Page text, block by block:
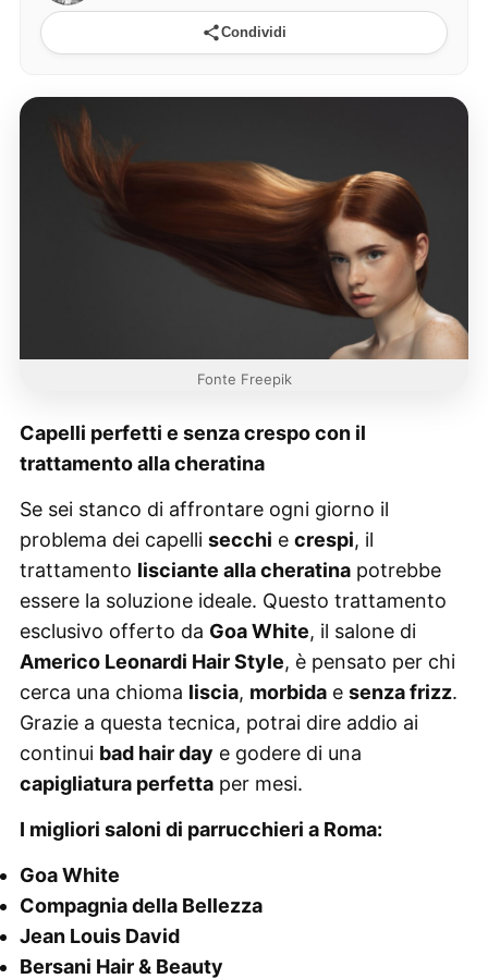
Condividi
Fonte Freepik
Capelli perfetti e senza crespo con il
trattamento alla cheratina
Se sei stanco di affrontare ogni giorno il
problema dei capelli secchi e crespi, il
trattamento lisciante alla cheratinapotrebbe
essere la soluzione ideale. Questo trattamento
esclusivo offerto da Goa White, il salone di
Americo Leonardi Hair Style, è pensato per chi
cerca una chioma liscia, morbidae senza frizz.
Grazie a questa tecnica, potrai dire addio ai
continui bad hair day e godere di una
capigliatura perfettaper mesi.
I migliori saloni di parrucchieri a Roma:
Goa White
Compagnia della Bellezza
Jean Louis David
Bersani Hair & Beauty